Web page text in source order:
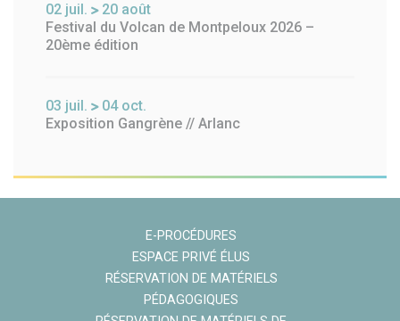
02 juil. 20 août
Festival du Volcan de Montpeloux 2026 –
20ème édition
03 juil. 04 oct.
Exposition Gangrène // Arlanc
E-PROCÉDURES
ESPACE PRIVÉ ÉLUS
RÉSERVATION DE MATÉRIELS
PÉDAGOGIQUES